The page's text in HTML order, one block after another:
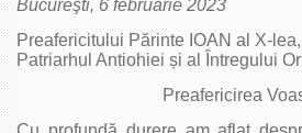
Bucureşti, 6 februarie 2023
Preafericitului Părinte IOAN al X-lea,
Patriarhul Antiohiei și al Întregului
Preafericirea